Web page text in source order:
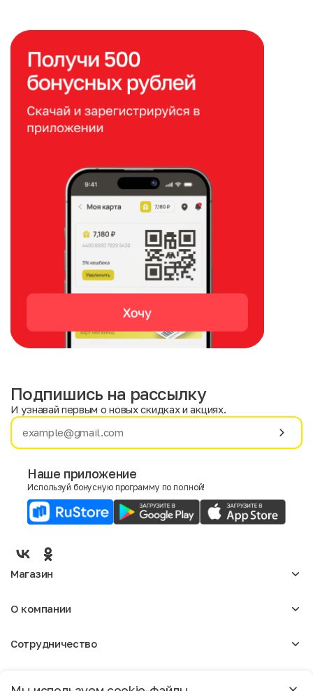
Имя
E-mail
Пол
Мужской
Москва
Подпишись на рассылку
И узнавай первым о новых скидках и акциях.
Наше приложение
Используй бонусную программу по полной!
Магазин
Мужское
О компании
Отзывы
Магазины
Сотрудничество